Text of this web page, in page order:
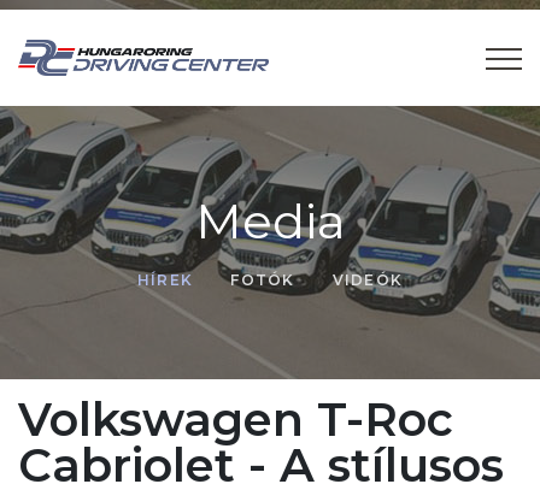
Media
HÍREK FOTÓK VIDEÓK
Volkswagen T-Roc
Cabriolet - A stílusos